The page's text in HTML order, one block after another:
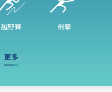
越野賽 劍擊
更多